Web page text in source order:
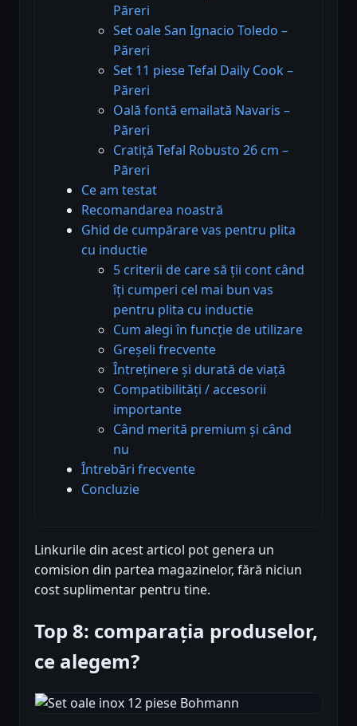
Păreri
Set oale San Ignacio Toledo –
Păreri
Set 11 piese Tefal Daily Cook –
Păreri
Oală fontă emailată Navaris –
Păreri
Cratiță Tefal Robusto 26 cm –
Păreri
Ce am testat
Recomandarea noastră
Ghid de cumpărare vas pentru plita
cu inductie
5 criterii de care să ții cont când
îți cumperi cel mai bun vas
pentru plita cu inductie
Cum alegi în funcție de utilizare
Greșeli frecvente
Întreținere și durată de viață
Compatibilități / accesorii
importante
Când merită premium și când
nu
Întrebări frecvente
Concluzie
Linkurile din acest articol pot genera un
comision din partea magazinelor, fără niciun
cost suplimentar pentru tine.
Top 8: comparația produselor,
ce alegem?